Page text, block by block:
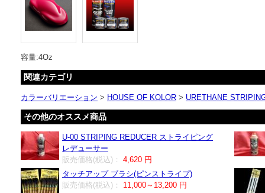
容量:4Oz
関連カテゴリ
カラーバリエーション > HOUSE OF KOLOR > URETHANE
その他のオススメ商品
U-00 STRIPING REDUCER ストライピング
レデューサー
販売価格(税込)：
4,620 円
タッチアップ ブラシ(ピンストライプ)
販売価格(税込)：
11,000～13,200 円